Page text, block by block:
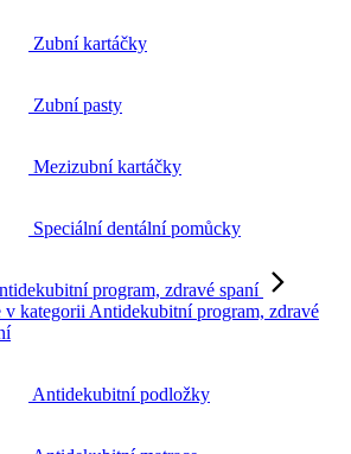
v kategorii Antidekubitní program, zdravé